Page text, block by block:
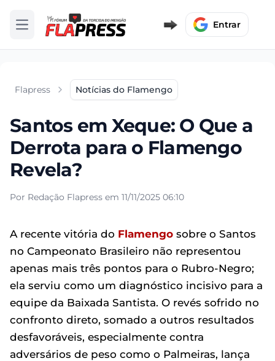
Abrir menu Entrar
Flapress Notícias do Flamengo
Santos em Xeque: O Que a
Derrota para o Flamengo
Revela?
Por Redação Flapress em 11/11/2025 06:10
A recente vitória do Flamengo sobre o Santos
no Campeonato Brasileiro não representou
apenas mais três pontos para o Rubro-Negro;
ela serviu como um diagnóstico incisivo para a
equipe da Baixada Santista. O revés sofrido no
confronto direto, somado a outros resultados
desfavoráveis, especialmente contra
adversários de peso como o Palmeiras, lança